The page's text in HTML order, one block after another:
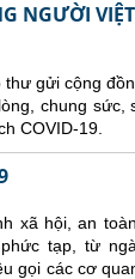
NGƯỜI
gửi cộng
chung sức,
COVID-19.
xã hội, an
tạp, từ
gọi các cơ